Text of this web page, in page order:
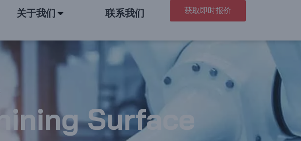
关于我们 联系我们 获取即时报价
Surface